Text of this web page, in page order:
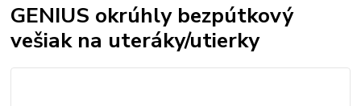
GENIUS okrúhly bezpútkový
vešiak na uteráky/utierky